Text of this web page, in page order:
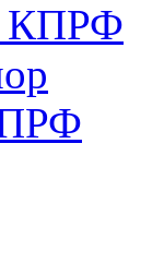
КПРФ